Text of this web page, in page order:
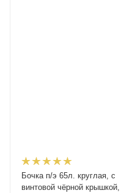
Бочка п/э 65л. круглая, с
винтовой чёрной крышкой,